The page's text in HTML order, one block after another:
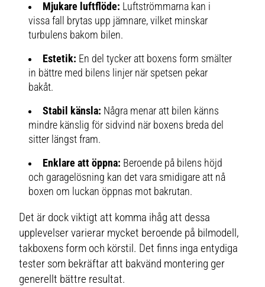
Mjukare luftflöde: Luftströmmarna kan i
vissa fall brytas upp jämnare, vilket minskar
turbulens bakom bilen.
Estetik: En del tycker att boxens form smälter
in bättre med bilens linjer när spetsen pekar
bakåt.
Stabil känsla: Några menar att bilen känns
mindre känslig för sidvind när boxens breda del
sitter längst fram.
Enklare att öppna: Beroende på bilens höjd
och garagelösning kan det vara smidigare att nå
boxen om luckan öppnas mot bakrutan.
Det är dock viktigt att komma ihåg att dessa
upplevelser varierar mycket beroende på bilmodell,
takboxens form och körstil. Det finns inga entydiga
tester som bekräftar att bakvänd montering ger
generellt bättre resultat.